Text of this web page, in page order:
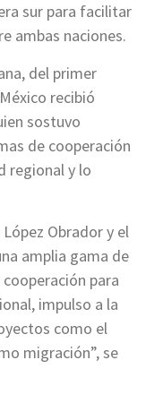
sur para facilitar
ambas naciones.
del primer
recibió
sostuvo
de cooperación
regional y lo
Obrador y el
amplia gama de
para
impulso a la
como el
migración”, se